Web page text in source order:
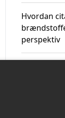
Hvordan
perspektiv